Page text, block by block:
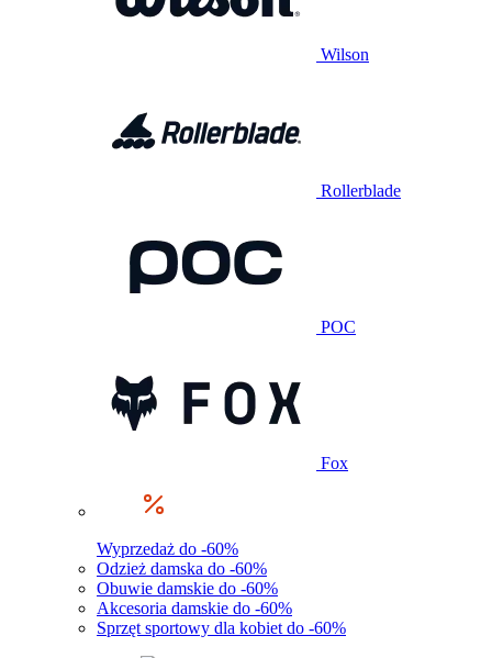
Wilson
Rollerblade
POC
Fox
Wyprzedaż do -60%
Odzież damska do -60%
Obuwie damskie do -60%
Akcesoria damskie do -60%
Sprzęt sportowy dla kobiet do -60%